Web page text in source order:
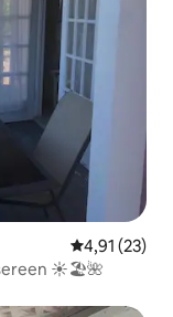
Gemiddelde
4,91 (23)
sereen ☀️🏖️🌺